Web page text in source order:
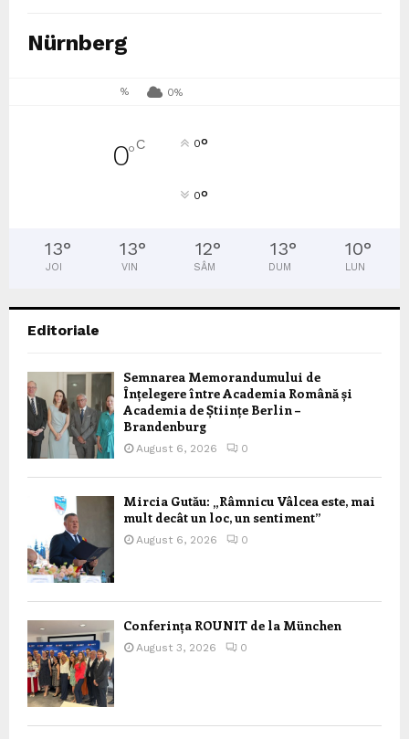
Nürnberg
% 0%
0°C 0°
0°
13°
JOI
13°
VIN
12°
SÂM
13°
DUM
10°
LUN
Editoriale
Semnarea Memorandumului de
Înțelegere între Academia Română și
Academia de Științe Berlin –
Brandenburg
August 6, 2026 0
Mircia Gutău: „Râmnicu Vâlcea este, mai
mult decât un loc, un sentiment”
August 6, 2026 0
Conferința ROUNIT de la München
August 3, 2026 0